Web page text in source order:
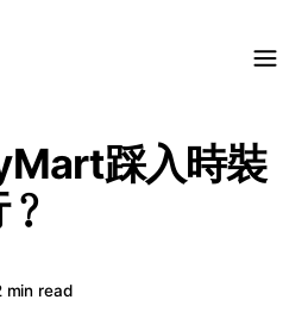
踩入時裝
read